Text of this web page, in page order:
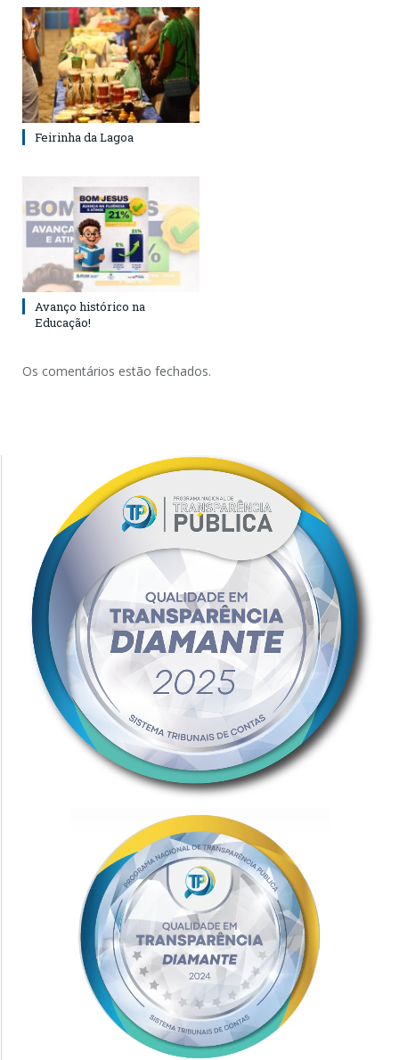
Feirinha da Lagoa
Avanço histórico na
Educação!
Os comentários estão fechados.